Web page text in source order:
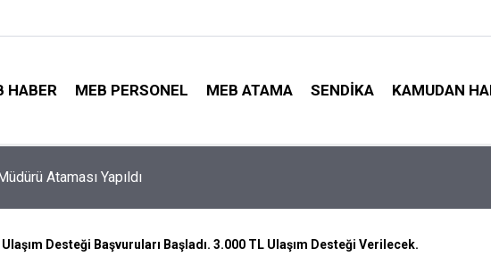
HABER MEB PERSONEL MEB ATAMA SENDIKA KAMUDAN
e-Devlet'te: İşte Sorgulama Ekranı ve Nakil Detayları 4
Desteği Başvuruları Başladı. 3.000 TL Ulaşım Desteği Verilecek.